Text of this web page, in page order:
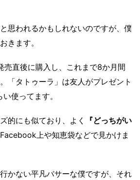
思われるかもしれないのですが、僕
きます。
売直後に購入し、これまで8か月間
「タトゥーラ」は友人がプレゼント
使ってます。
的にも似ており、よく
『どっちがい
上や知恵袋などで見かけま
かない平凡バサーな僕ですが、それ